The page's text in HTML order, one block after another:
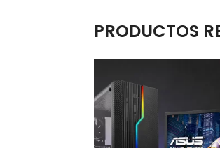
PRODUCTOS